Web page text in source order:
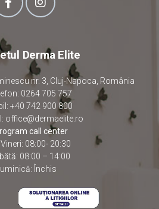
Derma Elite
nr. 3, Cluj-Napoca, România
0264 705 757
+40 742 900 800
office@dermaelite.ro
call center
Vineri: 08:00- 20:30
08:00 – 14:00
Închis